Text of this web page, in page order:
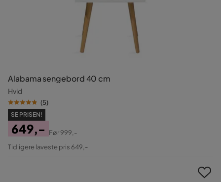
Alabama sengebord 40 cm
Hvid
(5)
SE PRISEN!
Pris
649,-
Original
Før999,-
Tidligere laveste pris 649,-